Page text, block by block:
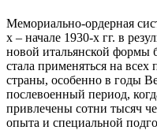
Мемориально-ордерная
х – начале 1930-х гг. в
новой итальянской формы
стала применяться на
страны, особенно в годы
послевоенный период,
привлечены сотни тысяч
опыта и специальной